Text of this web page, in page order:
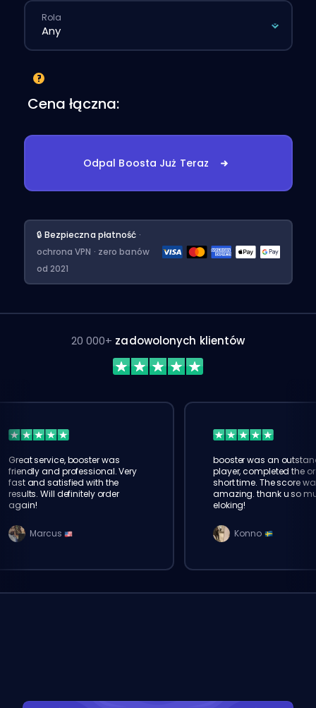
Rola
Cena łączna:
Odpal Boosta Już Teraz
🔒 Bezpieczna płatność ·
ochrona VPN · zero banów
od 2021
20 000+ zadowolonych klientów
Great service, booster was
friendly and professional. Very
fast and satisfied with the
results. Will definitely order
again!
Marcus
booster was an
player, completed the
short time. The score
amazing. thank u so
eloking!
Konno